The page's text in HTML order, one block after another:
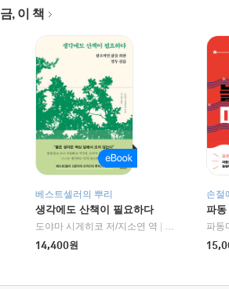
, 이 책
베스트셀러의 뿌리
생각에도 산책이 필요하다
도야마 시게히코 저/지소연 역
알에이치코리
14,400원
손절
파동
파동